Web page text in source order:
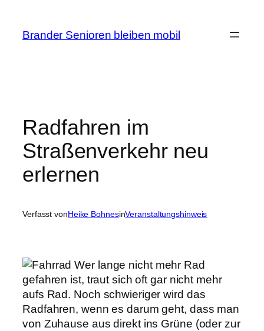
springen
Brander Senioren bleiben mobil
Radfahren im
Straßenverkehr neu
erlernen
Verfasst vonHeike BohnesinVeranstaltungshinweis
Wer lange nicht mehr Rad
gefahren ist, traut sich oft gar nicht mehr
aufs Rad. Noch schwieriger wird das
Radfahren, wenn es darum geht, dass man
von Zuhause aus direkt ins Grüne (oder zur